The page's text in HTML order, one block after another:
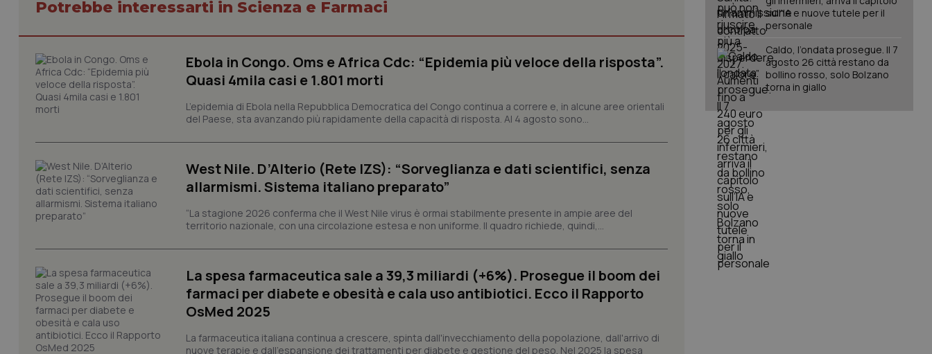
Potrebbe interessarti in Scienza e Farmaci
Ebola in Congo. Oms e Africa Cdc: “Epidemia più veloce della risposta”.
Quasi 4mila casi e 1.801 morti
L’epidemia di Ebola nella Repubblica Democratica del Congo continua a correre e, in alcune aree orientali
del Paese, sta avanzando più rapidamente della capacità di risposta. Al 4 agosto sono...
West Nile. D’Alterio (Rete IZS): “Sorveglianza e dati scientifici, senza
allarmismi. Sistema italiano preparato”
“La stagione 2026 conferma che il West Nile virus è ormai stabilmente presente in ampie aree del
territorio nazionale, con una circolazione estesa e non uniforme. Il quadro richiede, quindi,...
La spesa farmaceutica sale a 39,3 miliardi (+6%). Prosegue il boom dei
farmaci per diabete e obesità e cala uso antibiotici. Ecco il Rapporto
OsMed 2025
La farmaceutica italiana continua a crescere, spinta dall'invecchiamento della popolazione, dall'arrivo di
nuove terapie e dall'espansione dei trattamenti per diabete e gestione del peso. Nel 2025 la spesa
sull'IA e nuove tutele per il
personale
Caldo, l’ondata prosegue. Il 7
agosto 26 città restano da
bollino rosso, solo Bolzano
torna in giallo
I cookie necessari contribuiscono a rendere fruibile il sito web abilitandone funzionalità di base quali la navigazione sulle pagine
e l'accesso alle aree protette del sito. Il sito web non è in grado di funzionare correttamente senza questi cookie.
.youtube.com
scelte di consenso e privacy dell'utente per la loro
interazione con il sito. Registra i dati sul consenso
CookieScriptConsent
CookieScript
www.quotidianosanita.it
5 mesi 3
settimane
Questo cookie viene utilizzato dal servizio Cookie-
Script.com per ricordare le preferenze di consenso
dei cookie di Cookie-Script.com funzioni
tracking-sites-ironfish-
tracking-enable
www.quotidianosanita.it
4
settimane
2 giorni
Questo cookie è impostato dall'applicazione per
abilitare il sistema di tracking anonimo.
2 giorni